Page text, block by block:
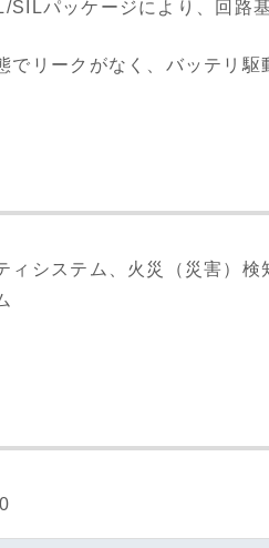
SILパッケージにより、回路
でリークがなく、バッテリ駆
ィシステム、火災（災害）